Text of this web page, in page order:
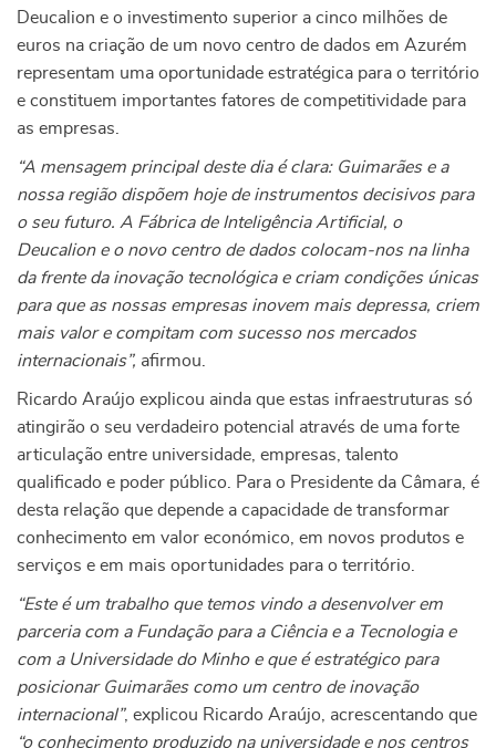
Deucalion e o investimento superior a cinco milhões de
euros na criação de um novo centro de dados em Azurém
representam uma oportunidade estratégica para o território
e constituem importantes fatores de competitividade para
as empresas.
“A mensagem principal deste dia é clara: Guimarães e a
nossa região dispõem hoje de instrumentos decisivos para
o seu futuro. A Fábrica de Inteligência Artificial, o
Deucalion e o novo centro de dados colocam-nos na linha
da frente da inovação tecnológica e criam condições únicas
para que as nossas empresas inovem mais depressa, criem
mais valor e compitam com sucesso nos mercados
internacionais”, afirmou.
Ricardo Araújo explicou ainda que estas infraestruturas só
atingirão o seu verdadeiro potencial através de uma forte
articulação entre universidade, empresas, talento
qualificado e poder público. Para o Presidente da Câmara, é
desta relação que depende a capacidade de transformar
conhecimento em valor económico, em novos produtos e
serviços e em mais oportunidades para o território.
“Este é um trabalho que temos vindo a desenvolver em
parceria com a Fundação para a Ciência e a Tecnologia e
com a Universidade do Minho e que é estratégico para
posicionar Guimarães como um centro de inovação
internacional”, explicou Ricardo Araújo, acrescentando que
“o conhecimento produzido na universidade e nos centros